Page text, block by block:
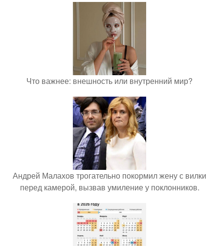
Что важнее: внешность или внутренний мир?
Андрей Малахов трогательно покормил жену с вилки
перед камерой, вызвав умиление у поклонников.